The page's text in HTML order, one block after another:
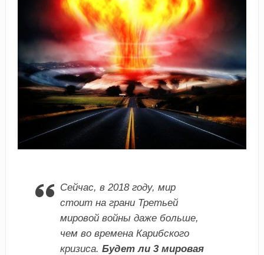
Сейчас, в 2018 году, мир
стоит на грани Третьей
мировой войны даже больше,
чем во времена Карибского
кризиса. Будет ли 3 мировая